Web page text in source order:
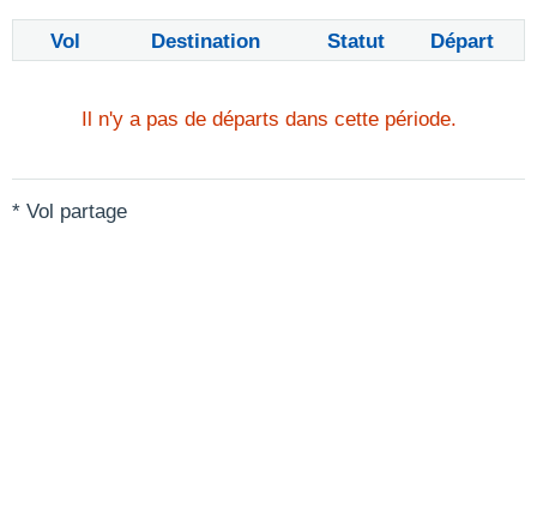
Vol Destination Statut Départ
Il n'y a pas de départs dans cette période.
* Vol partage